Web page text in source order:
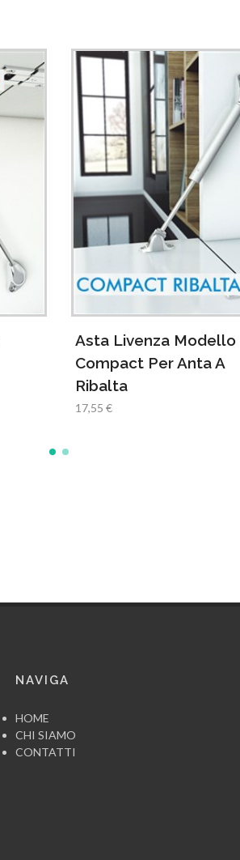
Attacco Per Anta Per
NAVIGA
HOME
CHI SIAMO
CONTATTI